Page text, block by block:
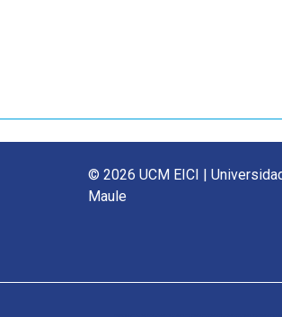
© 2026 UCM EICI |
Maule